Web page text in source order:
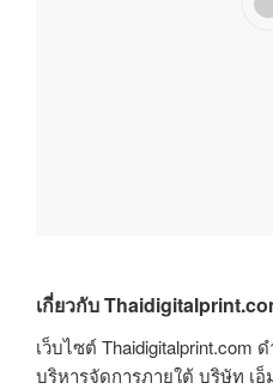
เกี่ยวกับ
เว็บไซต์ Thaidigitalprint.com
บริหารจัดการภายใต้ บริษัท เ